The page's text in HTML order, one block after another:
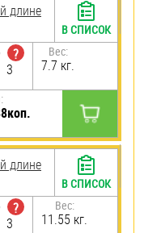
длине
?
3
Вес:
7.7 кг.
В СПИСОК
длине
?
3
Вес:
11.55 кг.
В СПИСОК